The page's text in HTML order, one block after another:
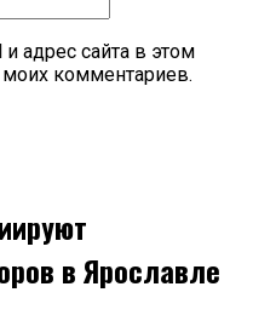
адрес сайта в этом
комментариев.
в Ярославле